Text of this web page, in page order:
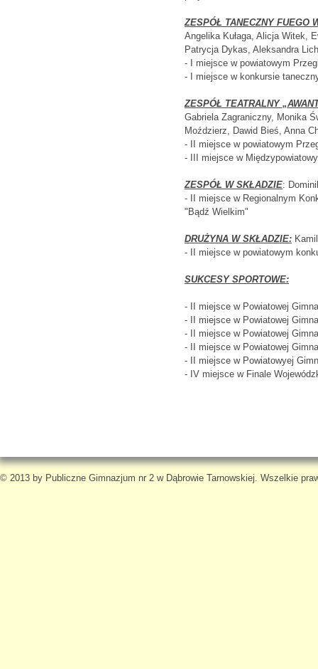
ZESPÓŁ TANECZNY FUEGO
Angelika Kułaga, Alicja Witek,
Patrycja Dykas, Aleksandra
- I miejsce w powiatowym
- I miejsce w konkursie
ZESPÓŁ TEATRALNY
Gabriela Zagraniczny, Monika
Moździerz, Dawid Bieś, Anna
- II miejsce w powiatowym
- III miejsce w
ZESPÓŁ W SKŁADZIE:
- II miejsce w Regionalnym
"Bądź Wielkim"
DRUŻYNA W SKŁADZIE:
- II miejsce w powiatowym
SUKCESY SPORTOWE:
- II miejsce w Powiatowej
- II miejsce w Powiatowej
- II miejsce w Powiatowej
- II miejsce w Powiatowej
- II miejsce w Powiatowyej
- IV miejsce w Finale
© 2013 by Publiczne Gimnazjum nr 2 w Dąbrowie Tarnowskiej. Wszelkie